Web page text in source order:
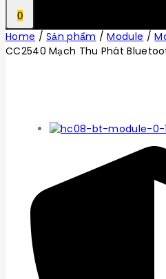
0
Home / Sản phẩm / Module /
CC2540 Mạch Thu Phát